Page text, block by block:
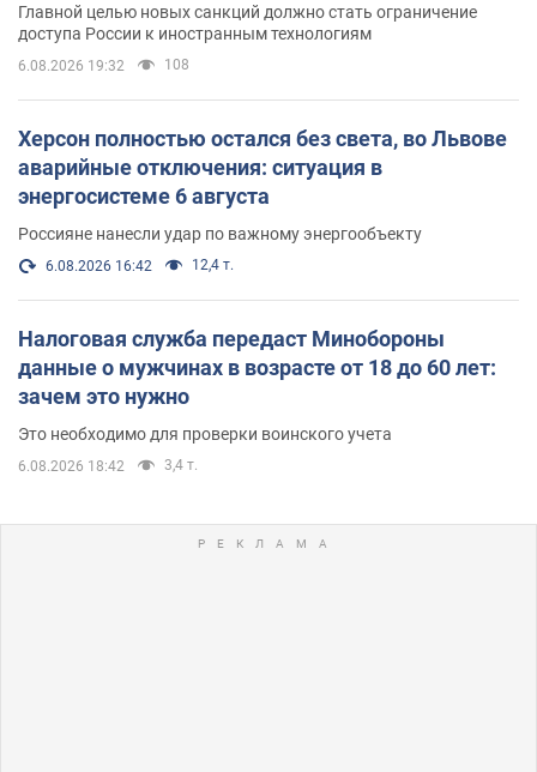
Главной целью новых санкций должно стать ограничение
доступа России к иностранным технологиям
6.08.2026 19:32 108
Херсон полностью остался без света, во Львове
аварийные отключения: ситуация в
энергосистеме 6 августа
Россияне нанесли удар по важному энергообъекту
6.08.2026 16:42 12,4 т.
Налоговая служба передаст Минобороны
данные о мужчинах в возрасте от 18 до 60 лет:
зачем это нужно
Это необходимо для проверки воинского учета
6.08.2026 18:42 3,4 т.